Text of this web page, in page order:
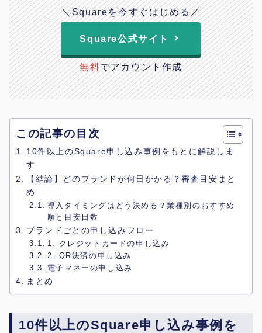
＼Squareを今すぐはじめる／
Square公式サイト
無料でアカウント作成
この記事の目次
10件以上のSquare申し込み事例をもとに解説しま
す
【結論】どのブランドが何日かかる？審査目安まと
め
導入タイミングはどう決める？業種別のおすすめ
順と目安日数
ブランドごとの申し込みフロー
1. クレジットカードの申し込み
2. QR決済の申し込み
電子マネーの申し込み
まとめ
10件以上のSquare申し込み事例を